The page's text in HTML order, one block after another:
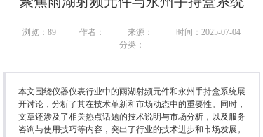
浏览： 89 作者： 来源：
时间：2025-07-04
分类：
本文围绕仪器仪表行业中的雨湖射频元件和永州手持盒系统展
开讨论，分析了其在技术革新和市场动态中的重要性。同时，
文章还涉及了相关热点话题的技术说明与市场分析，以及服务
咨询与使用技巧等内容，突出了行业的技术进步和市场发展。